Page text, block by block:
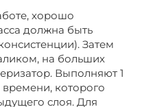
хорошо
должна быть
Затем
на больших
Выполняют 1
которого
слоя. Для